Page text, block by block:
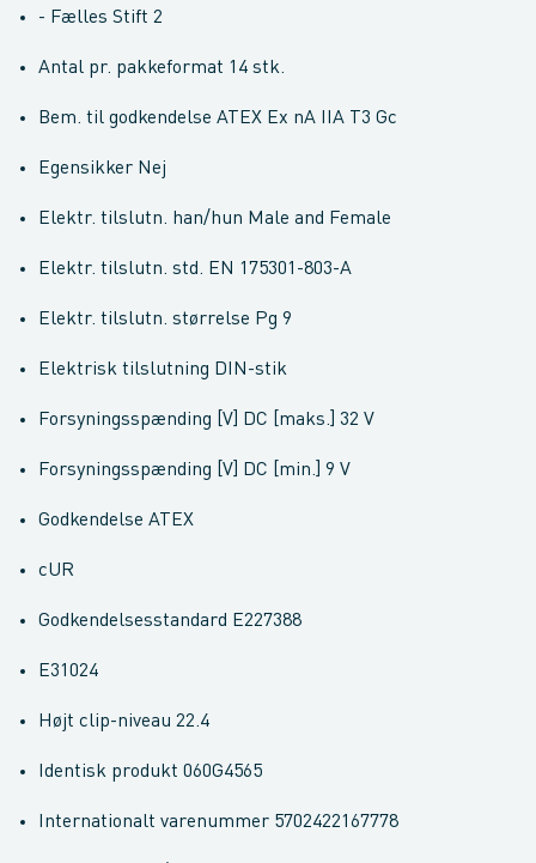
- Fælles Stift 2
Antal pr. pakkeformat 14 stk.
Bem. til godkendelse ATEX Ex nA IIA T3 Gc
Egensikker Nej
Elektr. tilslutn. han/hun Male and Female
Elektr. tilslutn. std. EN 175301-803-A
Elektr. tilslutn. størrelse Pg 9
Elektrisk tilslutning DIN-stik
Forsyningsspænding [V] DC [maks.] 32 V
Forsyningsspænding [V] DC [min.] 9 V
Godkendelse ATEX
cUR
Godkendelsesstandard E227388
E31024
Højt clip-niveau 22.4
Identisk produkt 060G4565
Internationalt varenummer 5702422167778